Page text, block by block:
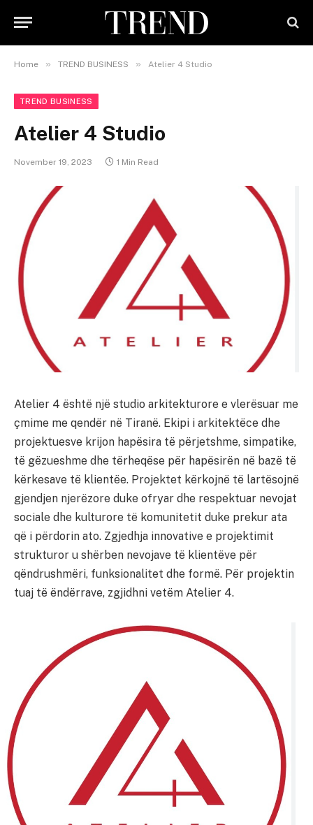
Home » TREND BUSINESS » Atelier 4 Studio
TREND BUSINESS
Atelier 4 Studio
November 19, 2023 1 Min Read
Atelier 4 është një studio arkitekturore e vlerësuar me
çmime me qendër në Tiranë. Ekipi i arkitektëce dhe
projektuesve krijon hapësira të përjetshme, simpatike,
të gëzueshme dhe tërheqëse për hapësirën në bazë të
kërkesave të klientëe. Projektet kërkojnë të lartësojnë
gjendjen njerëzore duke ofryar dhe respektuar nevojat
sociale dhe kulturore të komunitetit duke prekur ata
që i përdorin ato. Zgjedhja innovative e projektimit
strukturor u shërben nevojave të klientëve për
qëndrushmëri, funksionalitet dhe formë. Për projektin
tuaj të ëndërrave, zgjidhni vetëm Atelier 4.